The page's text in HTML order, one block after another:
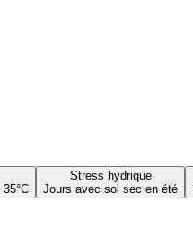
Stress hydrique
Jours avec sol sec en été